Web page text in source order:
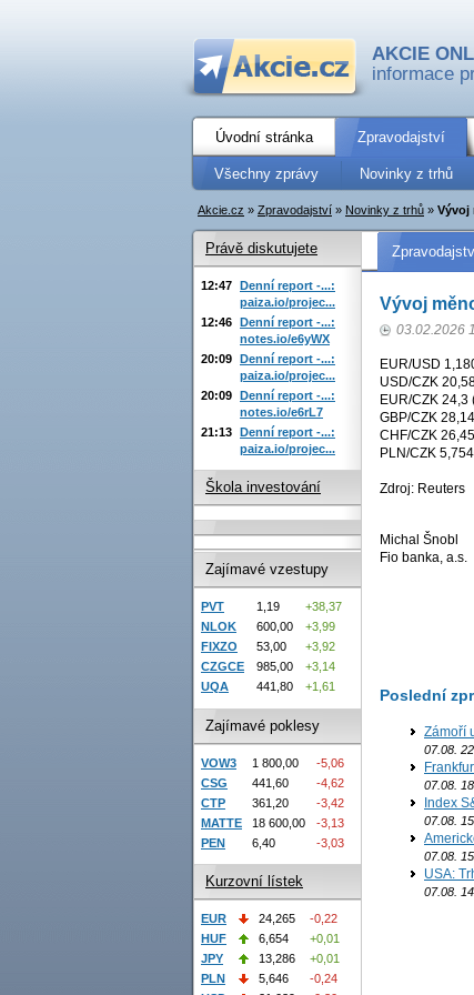
AKCIE
informace
Úvodní stránka Zpravodajství
Všechny zprávy Novinky z trhů
Akcie.cz » Zpravodajství » Novinky z trhů » Vývoj
Vývoj
03.02.2026
EUR/USD
USD/CZK
EUR/CZK
GBP/CZK
CHF/CZK
PLN/CZK
Zdroj: Reuters
Michal Šnobl
Fio banka, a.s.
Poslední
Zámoří
07.08.
07.08.
Index
07.08.
07.08.
USA:
07.08.
Právě diskutujete
12:47 Denní report -...:
paiza.io/projec...
12:46 Denní report -...:
notes.io/e6yWX
20:09 Denní report -...:
paiza.io/projec...
20:09 Denní report -...:
notes.io/e6rL7
21:13 Denní report -...:
paiza.io/projec...
Škola investování
Zajímavé vzestupy
PVT 1,19
+38,37
NLOK
600,00
+3,99
FIXZO
53,00
+3,92
CZGCE
985,00
+3,14
UQA
441,80 +1,61
Zajímavé poklesy
VOW3 1 800,00
-5,06
CSG
441,60
-4,62
CTP
361,20
-3,42
MATTE
18 600,00
-3,13
PEN
6,40 -3,03
Kurzovní lístek
EUR 24,265
-0,22
HUF
6,654
+0,01
JPY
13,286
+0,01
PLN
5,646
-0,24